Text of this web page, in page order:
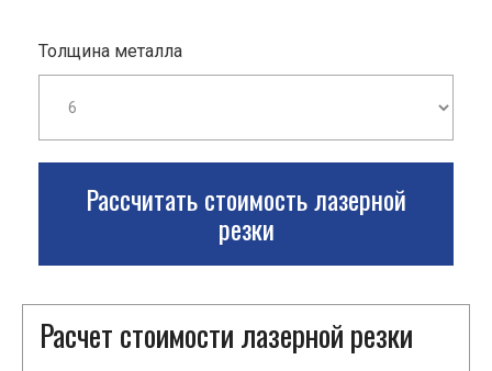
Толщина металла
Рассчитать стоимость лазерной
резки
Расчет стоимости лазерной резки